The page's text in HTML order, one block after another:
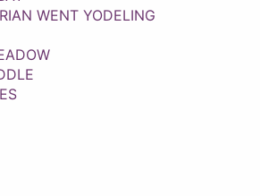
WENT YODELING